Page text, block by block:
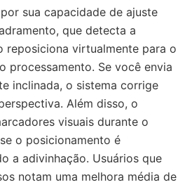
sua capacidade de ajuste
que detecta a
reposiciona virtualmente para o
processamento. Se você envia
inclinada, o sistema corrige
Além disso, o
visuais durante o
o posicionamento é
a adivinhação. Usuários que
notam uma melhora média de